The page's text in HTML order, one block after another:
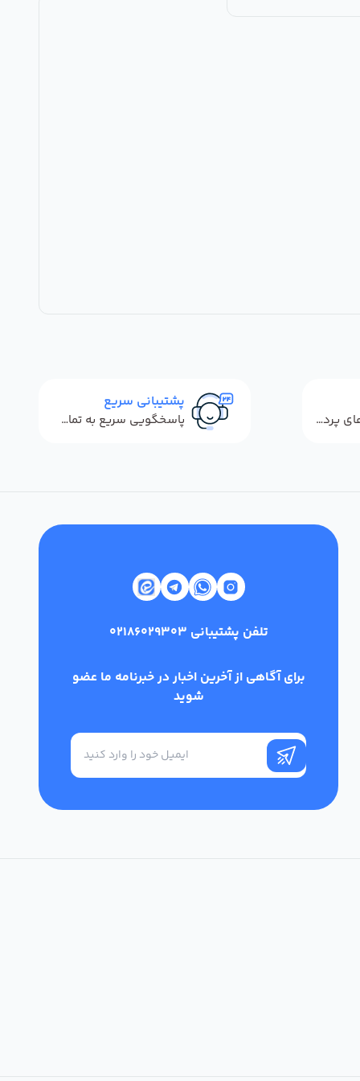
استفاده از روش‌های پرداخت امن
پشتیبانی سریع
پاسخگویی سریع به تماس‌ها و پیام‌ها
تلفن پشتیبانی 02186029303
برای آگاهی از آخرین اخبار در خبرنامه ما عضو
شوید